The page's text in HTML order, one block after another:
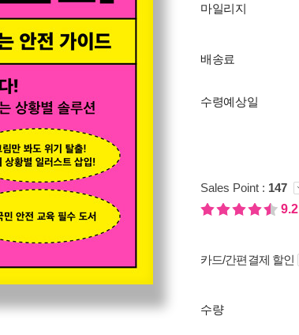
마일리지
배송료
수령예상일
Sales Point : 147
9.2
카드/간편결제 할인
수량